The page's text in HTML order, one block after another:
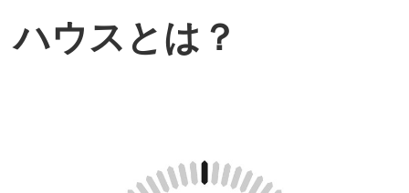
ハウスとは？